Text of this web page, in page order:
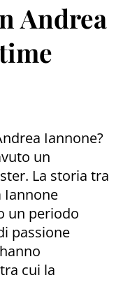
Andrea
Iannone?
un
La storia tra
Iannone
un periodo
passione
cui la